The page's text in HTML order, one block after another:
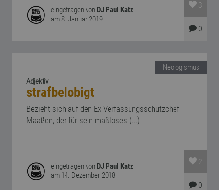
eingetragen von DJ Paul Katz
am 8. Januar 2019
3
0
Neologismus
Adjektiv
strafbelobigt
Bezieht sich auf den Ex-Verfassungsschutzchef
Maaßen, der für sein maßloses (...)
eingetragen von DJ Paul Katz
am 14. Dezember 2018
2
0